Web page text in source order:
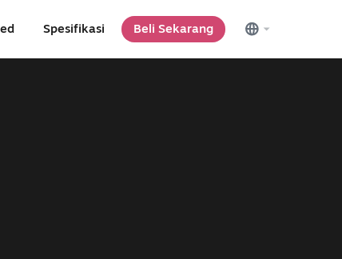
Spesifikasi Beli Sekarang